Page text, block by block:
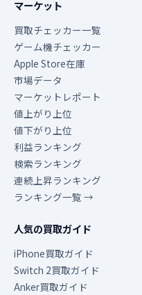
マーケット
買取チェッカー一覧
ゲーム機チェッカー
Apple Store在庫
市場データ
マーケットレポート
値上がり上位
値下がり上位
利益ランキング
検索ランキング
連続上昇ランキング
ランキング一覧 →
人気の買取ガイド
iPhone買取ガイド
Switch 2買取ガイド
Anker買取ガイド